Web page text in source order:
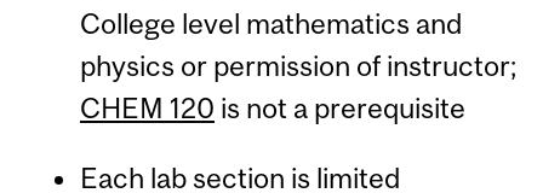
College level mathematics and
physics or permission of instructor;
CHEM 120 is not a prerequisite
Each lab section is limited